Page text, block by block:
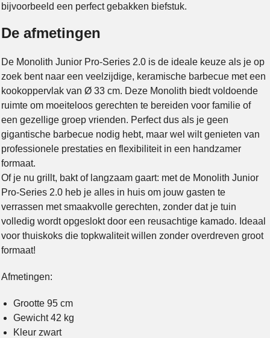
bijvoorbeeld een perfect gebakken biefstuk.
De afmetingen
De Monolith Junior Pro-Series 2.0 is de ideale keuze als je op
zoek bent naar een veelzijdige, keramische barbecue met een
kookoppervlak van Ø 33 cm. Deze Monolith biedt voldoende
ruimte om moeiteloos gerechten te bereiden voor familie of
een gezellige groep vrienden. Perfect dus als je geen
gigantische barbecue nodig hebt, maar wel wilt genieten van
professionele prestaties en flexibiliteit in een handzamer
formaat.
Of je nu grillt, bakt of langzaam gaart: met de Monolith Junior
Pro-Series 2.0 heb je alles in huis om jouw gasten te
verrassen met smaakvolle gerechten, zonder dat je tuin
volledig wordt opgeslokt door een reusachtige kamado. Ideaal
voor thuiskoks die topkwaliteit willen zonder overdreven groot
formaat!
Afmetingen:
Grootte 95 cm
Gewicht 42 kg
Kleur zwart